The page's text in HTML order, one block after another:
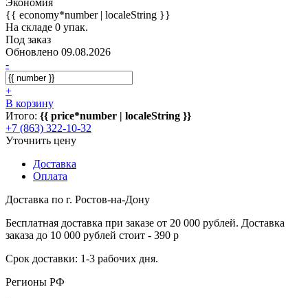
{{ economy*number | localeString }}
На складе 0 упак.
Под заказ
Обновлено 09.08.2026
-
+
В корзину
Итого: {{ price*number | localeString }}
+7 (863) 322-10-32
Уточнить цену
Доставка
Оплата
Доставка по г. Ростов-на-Дону
Бесплатная доставка при заказе от 20 000 рублей. Доставка
заказа до 10 000 рублей стоит - 390 р
Срок доставки: 1-3 рабочих дня.
Регионы РФ